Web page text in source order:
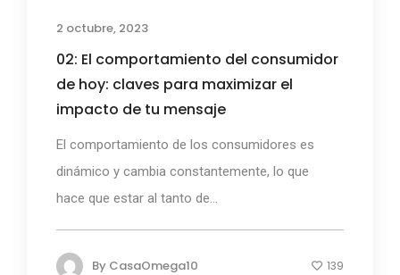
2 octubre, 2023
02: El comportamiento del consumidor
de hoy: claves para maximizar el
impacto de tu mensaje
El comportamiento de los consumidores es
dinámico y cambia constantemente, lo que
hace que estar al tanto de...
By CasaOmega10 139